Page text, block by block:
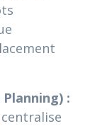
Planning) :